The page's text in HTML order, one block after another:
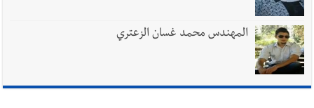
المهندس محمد غسان الزعتري